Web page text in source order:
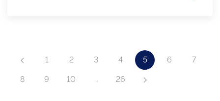
1 2 3 4 5 6 7
8 9 10 … 26